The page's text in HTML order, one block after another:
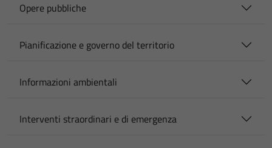
Opere pubbliche
Pianificazione e governo del territorio
Informazioni ambientali
Interventi straordinari e di emergenza